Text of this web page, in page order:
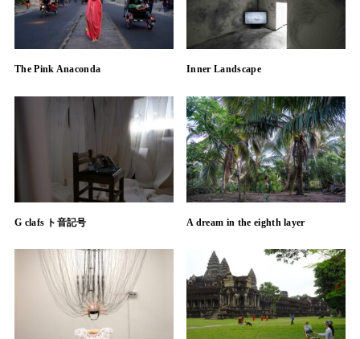
The Pink Anaconda Inner Landscape
G clafs ト音記号 A dream in the eighth layer